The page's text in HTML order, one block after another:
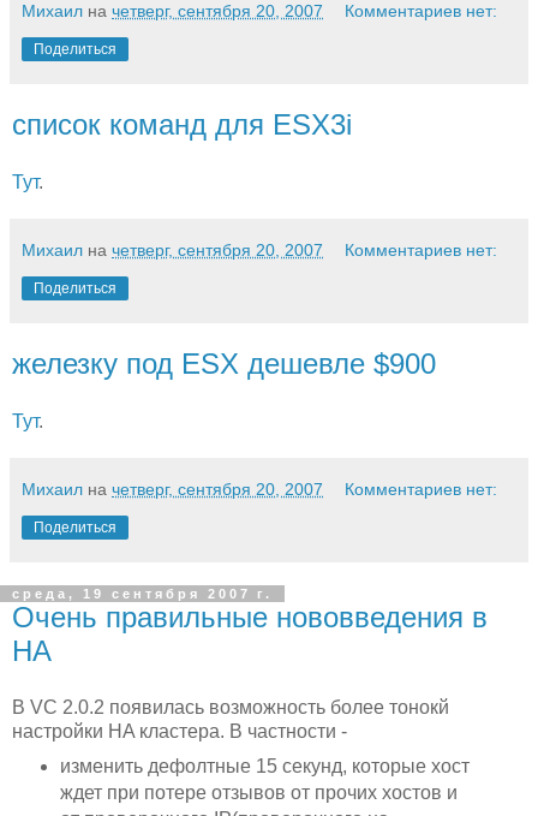
Михаил на четверг, сентября 20, 2007 Комментариев нет:
Поделиться
список команд для ESX3i
Тут.
Михаил на четверг, сентября 20, 2007 Комментариев нет:
Поделиться
железку под ESX дешевле $900
Тут.
Михаил на четверг, сентября 20, 2007 Комментариев нет:
Поделиться
среда, 19 сентября 2007 г.
Очень правильные нововведения в
HA
В VC 2.0.2 появилась возможность более тонокй
настройки HA кластера. В частности -
изменить дефолтные 15 секунд, которые хост
ждет при потере отзывов от прочих хостов и